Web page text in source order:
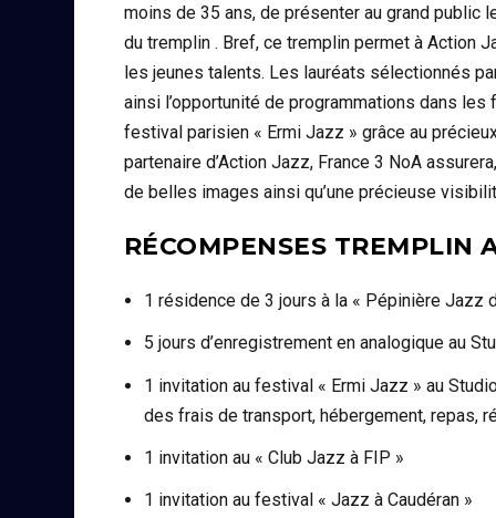
moins de 35 ans, de présenter au grand
du tremplin . Bref, ce tremplin permet à Action
les jeunes talents. Les lauréats sélectionnés
ainsi l’opportunité de programmations dans
festival parisien « Ermi Jazz » grâce au
partenaire d’Action Jazz, France 3 NoA
de belles images ainsi qu’une précieuse
RÉCOMPENSES TREMPLIN
1 résidence de 3 jours à la « Pépinière Jazz
5 jours d’enregistrement en analogique au
1 invitation au festival « Ermi Jazz » au
des frais de transport, hébergement, repas,
1 invitation au « Club Jazz à FIP »
1 invitation au festival « Jazz à Caudéran »